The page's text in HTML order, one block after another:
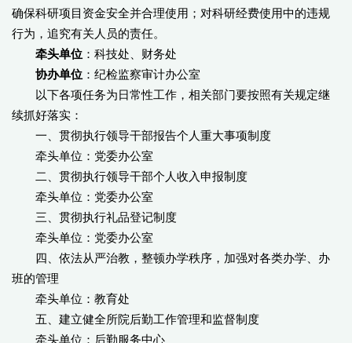
确保科研项目资金安全并合理使用；对科研经费使用中的违规
行为，追究有关人员的责任。
牵头单位 ：科技处、财务处
协办单位 ：纪检监察审计办公室
以下各项任务为日常性工作，相关部门要按照有关规定继
续抓好落实：
一、贯彻执行领导干部报告个人重大事项制度
牵头单位：党委办公室
二、贯彻执行领导干部个人收入申报制度
牵头单位：党委办公室
三、贯彻执行礼品登记制度
牵头单位：党委办公室
四、依法从严治教，整顿办学秩序，加强对各类办学、办
班的管理
牵头单位：教育处
五、建立健全所院后勤工作管理和监督制度
牵头单位：后勤服务中心